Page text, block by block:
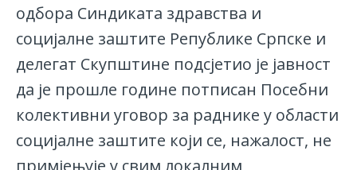
одбора Синдиката здравства и
социјалне заштите Републике Српске и
делегат Скупштине подсјетио је јавност
да је прошле године потписан Посебни
колективни уговор за раднике у области
социјалне заштите који се, нажалост, не
примјењује у свим локалним